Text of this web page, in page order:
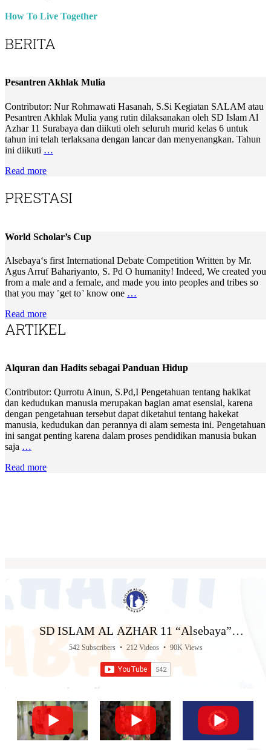
How To Live Together
BERITA
Pesantren Akhlak Mulia
Contributor: Nur Rohmawati Hasanah, S.Si Kegiatan SALAM atau
Pesantren Akhlak Mulia yang rutin dilaksanakan oleh SD Islam Al
Azhar 11 Surabaya dan diikuti oleh seluruh murid kelas 6 untuk
tahun ini telah terlaksana dengan lancar dan menyenangkan. Tahun
ini diikuti …
Read more
PRESTASI
World Scholar’s Cup
Alsebaya‘s first International Debate Competition Written by Mr.
Agus Arruf Bahariyanto, S. Pd O humanity! Indeed, We created you
from a male and a female, and made you into peoples and tribes so
that you may ˹get to˺ know one …
Read more
ARTIKEL
Alquran dan Hadits sebagai Panduan Hidup
Contributor: Qurrotu Ainun, S.Pd,I Pengetahuan tentang hakikat
dan kedudukan manusia merupakan bagian amat esensial, karena
dengan pengetahuan tersebut dapat diketahui tentang hakekat
manusia, kedudukan dan perannya di alam semesta ini. Pengetahuan
ini sangat penting karena dalam proses pendidikan manusia bukan
saja …
Read more
SD ISLAM AL AZHAR 11 “Alsebaya”
Surabaya
542 Subscribers • 212 Videos • 90K Views